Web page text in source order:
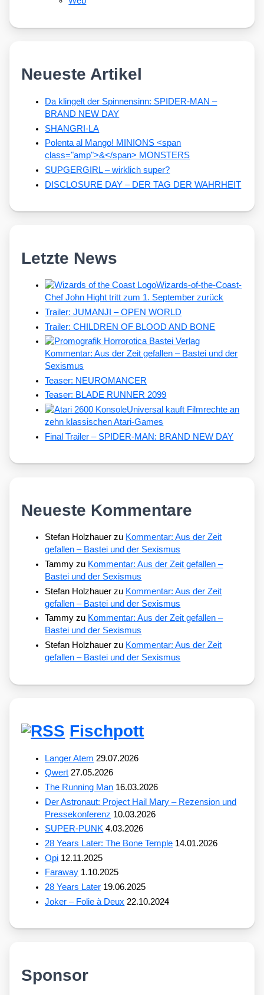
Neueste Artikel
Da klingelt der Spinnensinn: SPIDER-MAN –
BRAND NEW DAY
SHANGRI-LA
Polenta al Mango! MINIONS <span
class="amp">&</span> MONSTERS
SUPGERGIRL – wirklich super?
DISCLOSURE DAY – DER TAG DER WAHRHEIT
Letzte News
Wizards-of-the-Coast-
Chef John Hight tritt zum 1. September zurück
Trailer: JUMANJI – OPEN WORLD
Trailer: CHILDREN OF BLOOD AND BONE
Kommentar: Aus der Zeit gefallen – Bastei und der
Sexismus
Teaser: NEUROMANCER
Teaser: BLADE RUNNER 2099
Universal kauft Filmrechte an
zehn klassischen Atari-Games
Final Trailer – SPIDER-MAN: BRAND NEW DAY
Neueste Kommentare
Stefan Holzhauer zu Kommentar: Aus der Zeit
gefallen – Bastei und der Sexismus
Tammy zu Kommentar: Aus der Zeit gefallen –
Bastei und der Sexismus
Stefan Holzhauer zu Kommentar: Aus der Zeit
gefallen – Bastei und der Sexismus
Tammy zu Kommentar: Aus der Zeit gefallen –
Bastei und der Sexismus
Stefan Holzhauer zu Kommentar: Aus der Zeit
gefallen – Bastei und der Sexismus
Fischpott
Langer Atem 29.07.2026
Qwert 27.05.2026
The Running Man 16.03.2026
Der Astronaut: Project Hail Mary – Rezension und
Pressekonferenz 10.03.2026
SUPER-PUNK 4.03.2026
28 Years Later: The Bone Temple 14.01.2026
Opi 12.11.2025
Faraway 1.10.2025
28 Years Later 19.06.2025
Joker – Folie à Deux 22.10.2024
Sponsor